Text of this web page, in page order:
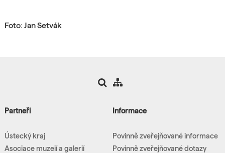
Foto: Jan Setvák
Partneři
Ústecký kraj
Asociace muzeií a galerií
Informace
Povinně zveřejňované informace
Povinně zveřejňované dotazy